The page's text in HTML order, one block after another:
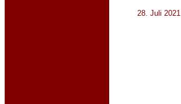
28. Juli 2021